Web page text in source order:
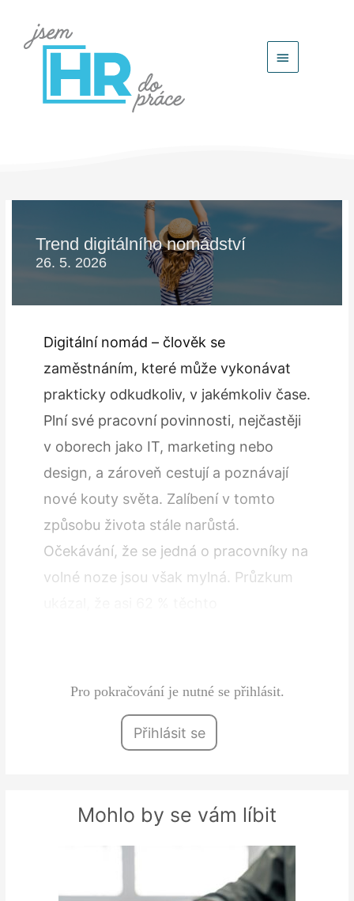
Hlavní
Trend digitálního nomádství
26. 5. 2026
Digitální nomád – člověk se
zaměstnáním, které může vykonávat
prakticky odkudkoliv, v jakémkoliv čase.
Plní své pracovní povinnosti, nejčastěji
v oborech jako IT, marketing nebo
design, a zároveň cestují a poznávají
nové kouty světa. Zalíbení v tomto
způsobu života stále narůstá.
Očekávání, že se jedná o pracovníky na
volné noze jsou však mylná. Průzkum
Pro pokračování je nutné se přihlásit.
Přihlásit se
Mohlo by se vám líbit